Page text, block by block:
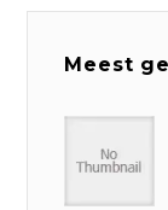
e
b
k
e
dI
Meest